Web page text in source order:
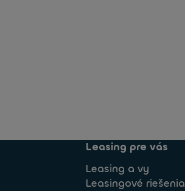
Leasing pre vás
Leasing a vy
Leasingové riešenia